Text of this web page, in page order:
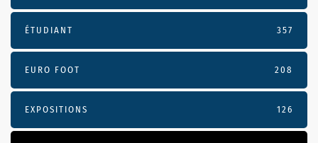
ÉTUDIANT 357
EURO FOOT 208
EXPOSITIONS 126